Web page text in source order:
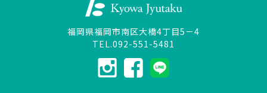
福岡県福岡市南区大橋4丁目5－4
TEL.092-551-5481